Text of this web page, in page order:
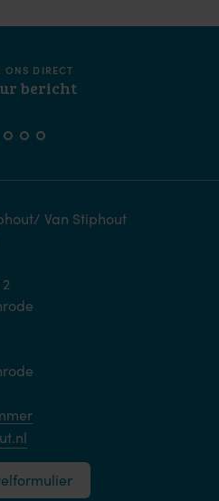
ONS DIRECT
bericht
Van Stiphout